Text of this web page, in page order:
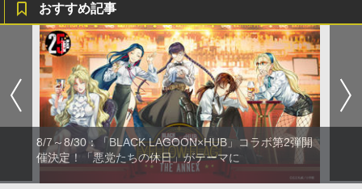
おすすめ記事
8/7～8/30：「BLACK LAGOON×HUB」コラボ第2弾開
催決定！「悪党たちの休日」がテーマに